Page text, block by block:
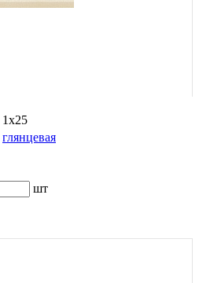
1х25
глянцевая
шт